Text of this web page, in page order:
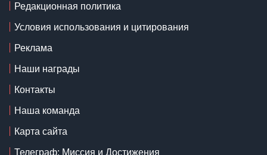
Редакционная политика
Условия использования и цитирования
Реклама
Наши награды
Контакты
Наша команда
Карта сайта
Телеграф: Миссия и Достижения